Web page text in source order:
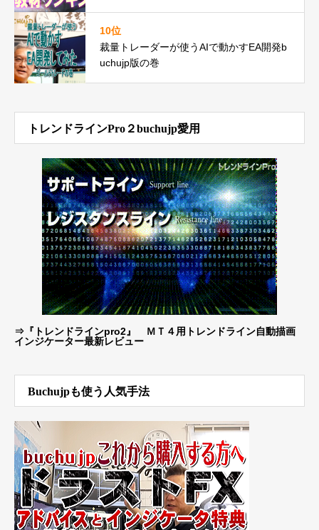
10位
裁量トレーダーが使うAIで動かすEA開発b
uchujp版の巻
トレンドラインPro２buchujp愛用
⇒ 『トレンドラインpro2』 ＭＴ４用トレンドライン自動描画
インジケーター最新レビュー
Buchujpも使う人気手法